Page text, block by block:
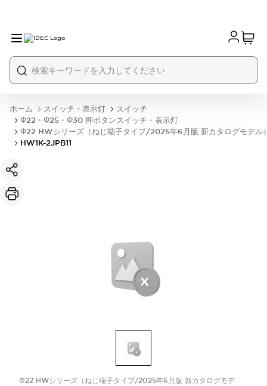
ホーム スイッチ・表示灯
スイッチ
Φ22・Φ25・Φ30 押ボタンスイッチ・表示灯
Φ22 HWシリーズ（ねじ端子タイプ/2025年6月版 新カタログモデル
HW1K-2JPB11
Φ22 HWシリーズ（ねじ端子タイプ/2025年6月版 新カタログモデ